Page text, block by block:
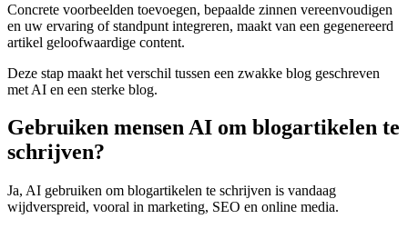
Concrete voorbeelden toevoegen, bepaalde zinnen vereenvoudigen
en uw ervaring of standpunt integreren, maakt van een gegenereerd
artikel geloofwaardige content.
Deze stap maakt het verschil tussen een zwakke blog geschreven
met AI en een sterke blog.
Gebruiken mensen AI om blogartikelen te
schrijven?
Ja, AI gebruiken om blogartikelen te schrijven is vandaag
wijdverspreid, vooral in marketing, SEO en online media.